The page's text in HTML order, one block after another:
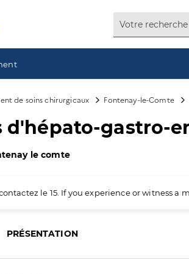
de soins chirurgicaux Fontenay-le-Comte
d'hépato-gastro-
le comte
le 15. If you experience or witness
PRÉSENTATION